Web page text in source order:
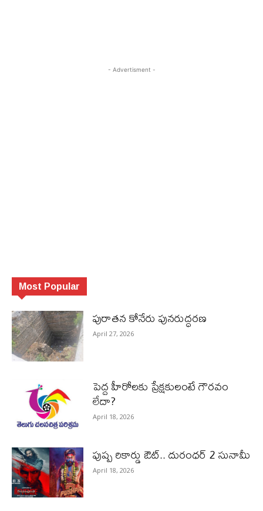
- Advertisment -
Most Popular
పురాత‌న కోనేరు పున‌రుద్ధ‌ర‌ణ
April 27, 2026
పెద్ద హీరోల‌కు ప్రేక్ష‌కులంటే గౌర‌వం
లేదా?
April 18, 2026
పుష్ప రికార్డు ఔట్‌.. దురంధ‌ర్ 2 సునామీ
April 18, 2026